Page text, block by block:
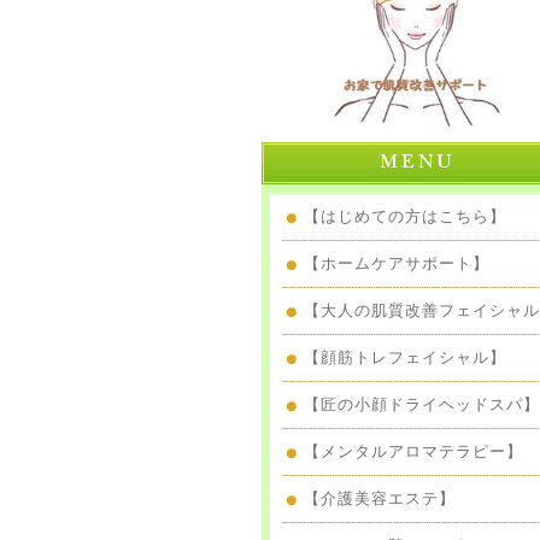
【はじめての方はこちら】
【ホームケアサポート】
【大人の肌質改善フェイシャ
【顔筋トレフェイシャル】
【匠の小顔ドライヘッドスパ】
【メンタルアロマテラピー】
【介護美容エステ】